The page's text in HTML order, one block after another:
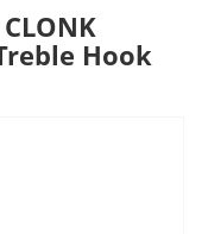
Hook